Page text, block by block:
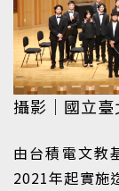
攝影｜國立
由台積電文教
2021年起實施